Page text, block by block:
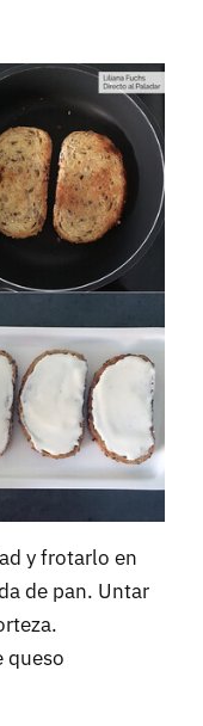
y frotarlo en
de pan. Untar
queso